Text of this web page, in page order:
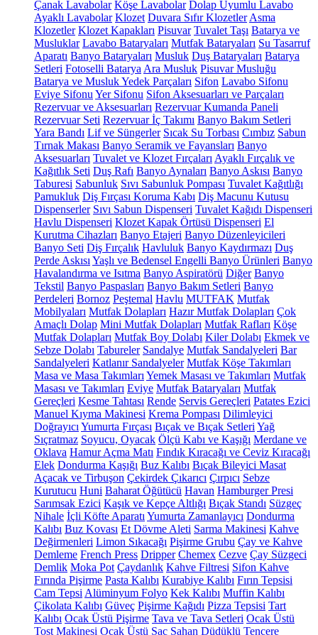
Çanak Lavabolar Köşe Lavabolar Dolap Uyumlu Lavabo
Ayaklı Lavabolar Klozet Duvara Sıfır Klozetler Asma
Klozetler Klozet Kapakları Pisuvar Tuvalet Taşı Batarya ve
Musluklar Lavabo Bataryaları Mutfak Bataryaları Su Tasarruf
Aparatı Banyo Bataryaları Musluk Duş Bataryaları Batarya
Setleri Fotoselli Batarya Ara Musluk Pisuvar Musluğu
Batarya ve Musluk Yedek Parçaları Sifon Lavabo Sifonu
Eviye Sifonu Yer Sifonu Sifon Aksesuarları ve Parçaları
Rezervuar ve Aksesuarları Rezervuar Kumanda Paneli
Rezervuar Seti Rezervuar İç Takımı Banyo Bakım Setleri
Yara Bandı Lif ve Süngerler Sıcak Su Torbası Cımbız Sabun
Tırnak Makası Banyo Seramik ve Fayansları Banyo
Aksesuarları Tuvalet ve Klozet Fırçaları Ayaklı Fırçalık ve
Kağıtlık Seti Duş Rafı Banyo Aynaları Banyo Askısı Banyo
Taburesi Sabunluk Sıvı Sabunluk Pompası Tuvalet Kağıtlığı
Pamukluk Diş Fırçası Koruma Kabı Diş Macunu Kutusu
Dispenserler Sıvı Sabun Dispenseri Tuvalet Kağıdı Dispenseri
Havlu Dispenseri Klozet Kapak Örtüsü Dispenseri El
Kurutma Cihazları Banyo Etajeri Banyo Düzenleyicileri
Banyo Seti Diş Fırçalık Havluluk Banyo Kaydırmazı Duş
Perde Askısı Yaşlı ve Bedensel Engelli Banyo Ürünleri Banyo
Havalandırma ve Isıtma Banyo Aspiratörü Diğer Banyo
Tekstil Banyo Paspasları Banyo Bakım Setleri Banyo
Perdeleri Bornoz Peştemal Havlu MUTFAK Mutfak
Mobilyaları Mutfak Dolapları Hazır Mutfak Dolapları Çok
Amaçlı Dolap Mini Mutfak Dolapları Mutfak Rafları Köşe
Mutfak Dolapları Mutfak Boy Dolabı Kiler Dolabı Ekmek ve
Sebze Dolabı Tabureler Sandalye Mutfak Sandalyeleri Bar
Sandalyeleri Katlanır Sandalyeler Mutfak Köşe Takımları
Masa ve Masa Takımları Yemek Masası ve Takımları Mutfak
Masası ve Takımları Eviye Mutfak Bataryaları Mutfak
Gereçleri Kesme Tahtası Rende Servis Gereçleri Patates Ezici
Manuel Kıyma Makinesi Krema Pompası Dilimleyici
Doğrayıcı Yumurta Fırçası Bıçak ve Bıçak Setleri Yağ
Sıçratmaz Soyucu, Oyacak Ölçü Kabı ve Kaşığı Merdane ve
Oklava Hamur Açma Matı Fındık Kıracağı ve Ceviz Kıracağı
Elek Dondurma Kaşığı Buz Kalıbı Bıçak Bileyici Masat
Açacak ve Tirbuşon Çekirdek Çıkarıcı Çırpıcı Sebze
Kurutucu Huni Baharat Öğütücü Havan Hamburger Presi
Sarımsak Ezici Kaşık ve Kepçe Altlığı Bıçak Standı Süzgeç
Nihale İçli Köfte Aparatı Yumurta Zamanlayıcı Dondurma
Kalıbı Buz Kovası Et Dövme Aleti Sarma Makinesi Kahve
Değirmenleri Limon Sıkacağı Pişirme Grubu Çay ve Kahve
Demleme French Press Dripper Chemex Cezve Çay Süzgeci
Demlik Moka Pot Çaydanlık Kahve Filtresi Sifon Kahve
Fırında Pişirme Pasta Kalıbı Kurabiye Kalıbı Fırın Tepsisi
Cam Tepsi Alüminyum Folyo Kek Kalıbı Muffin Kalıbı
Çikolata Kalıbı Güveç Pişirme Kağıdı Pizza Tepsisi Tart
Kalıbı Ocak Üstü Pişirme Tava ve Tava Setleri Ocak Üstü
Tost Makinesi Ocak Üstü Sac Sahan Düdüklü Tencere